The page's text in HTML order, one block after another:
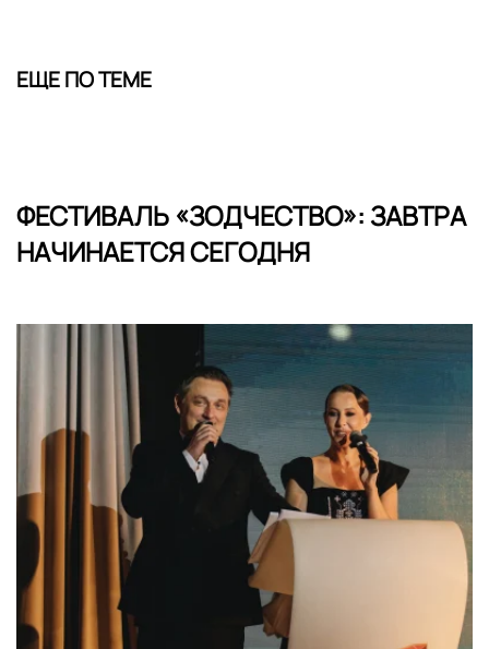
ЕЩЕ ПО ТЕМЕ
ФЕСТИВАЛЬ «ЗОДЧЕСТВО»: ЗАВТРА
НАЧИНАЕТСЯ СЕГОДНЯ